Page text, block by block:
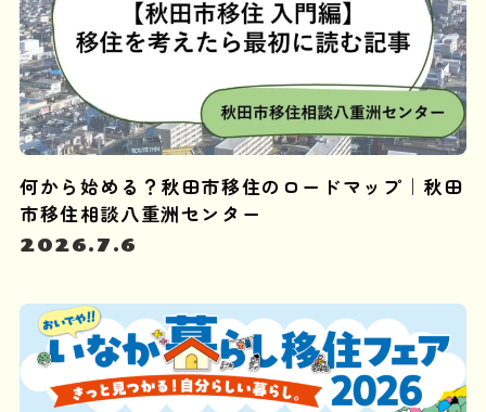
何から始める？秋田市移住のロードマップ｜秋田
市移住相談八重洲センター
2026.7.6